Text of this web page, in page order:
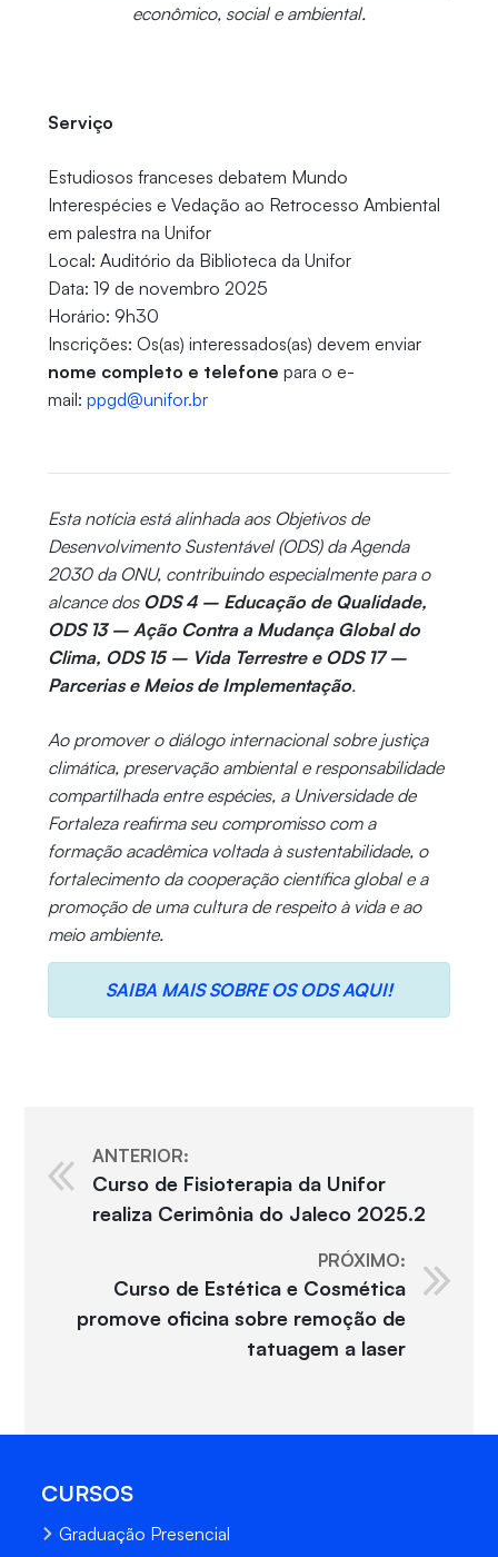
econômico, social e ambiental.
Serviço
Estudiosos franceses debatem Mundo
Interespécies e Vedação ao Retrocesso Ambiental
em palestra na Unifor
Local: Auditório da Biblioteca da Unifor
Data: 19 de novembro 2025
Horário: 9h30
Inscrições: Os(as) interessados(as) devem enviar
nome completo e telefone para o e-
mail: ppgd@unifor.br
Esta notícia está alinhada aos Objetivos de
Desenvolvimento Sustentável (ODS) da Agenda
2030 da ONU, contribuindo especialmente para o
alcance dos ODS 4 – Educação de Qualidade,
ODS 13 – Ação Contra a Mudança Global do
Clima, ODS 15 – Vida Terrestre e ODS 17 –
Parcerias e Meios de Implementação.
Ao promover o diálogo internacional sobre justiça
climática, preservação ambiental e responsabilidade
compartilhada entre espécies, a Universidade de
Fortaleza reafirma seu compromisso com a
formação acadêmica voltada à sustentabilidade, o
fortalecimento da cooperação científica global e a
promoção de uma cultura de respeito à vida e ao
meio ambiente.
SAIBA MAIS SOBRE OS ODS AQUI!
ANTERIOR:
Curso de Fisioterapia da Unifor
realiza Cerimônia do Jaleco 2025.2
PRÓXIMO:
Curso de Estética e Cosmética
promove oficina sobre remoção de
tatuagem a laser
CURSOS
Graduação Presencial